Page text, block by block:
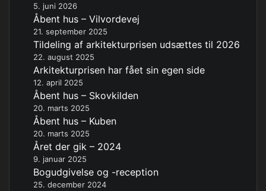
5. juni 2026
Åbent hus – Vilvordevej
21. september 2025
Tildeling af arkitekturprisen udsættes til 2026
22. august 2025
Arkitekturprisen har fået sin egen side
12. april 2025
Åbent hus – Skovkilden
20. marts 2025
Åbent hus – Kuben
20. marts 2025
Året der gik – 2024
9. januar 2025
Bogudgivelse og -reception
25. december 2024